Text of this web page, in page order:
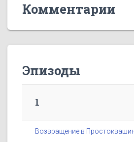
Комментарии
Эпизоды
1
Возвращение в